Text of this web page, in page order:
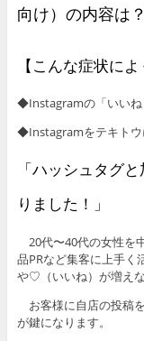
向け）の内容は？
【こんな症状によ
◆Instagramの「いいね
◆Instagramをテキトウ
「ハッシュタグ
りました！」
20代〜40代の女性を
品PRなど集客に上手く
や♡（いいね）が増え
お客様に自店の投稿
が鍵になります。